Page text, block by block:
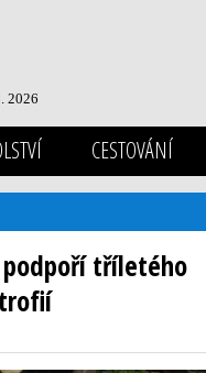
2026
CESTOVÁNÍ
tříletého